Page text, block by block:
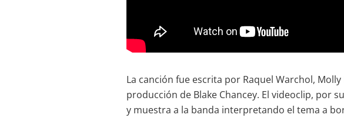
La canción fue escrita por Raquel Warchol,
producción de Blake Chancey. El videoclip, por
y muestra a la banda interpretando el tema a